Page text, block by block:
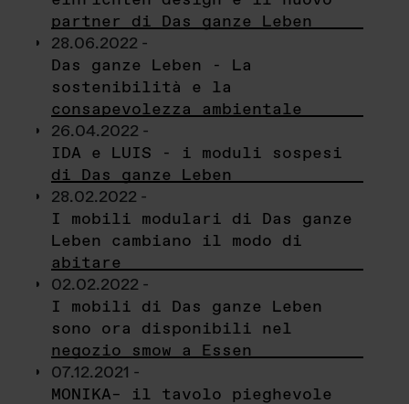
partner di Das ganze Leben
28.06.2022 -
Das ganze Leben - La
sostenibilità e la
consapevolezza ambientale
26.04.2022 -
IDA e LUIS - i moduli sospesi
di Das ganze Leben
28.02.2022 -
I mobili modulari di Das ganze
Leben cambiano il modo di
abitare
02.02.2022 -
I mobili di Das ganze Leben
sono ora disponibili nel
negozio smow a Essen
07.12.2021 -
MONIKA– il tavolo pieghevole